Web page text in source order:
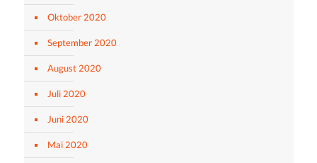
Oktober 2020
September 2020
August 2020
Juli 2020
Juni 2020
Mai 2020